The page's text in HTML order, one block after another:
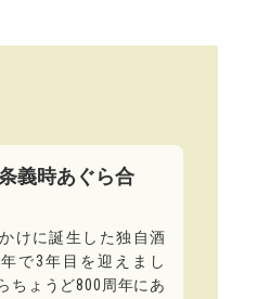
義時あぐら合
けに誕生した独自酒
で3年目を迎えまし
ちょうど800周年にあ